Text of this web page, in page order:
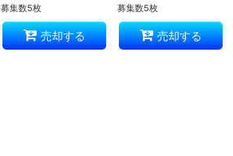
募集数5枚
売却する
募集数5枚
売却する